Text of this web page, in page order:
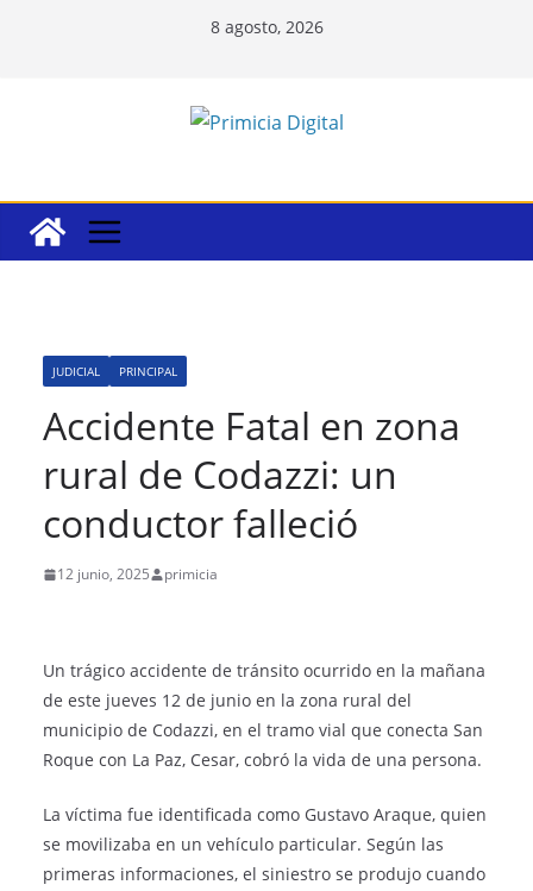
8 agosto, 2026
JUDICIAL PRINCIPAL
Accidente Fatal en zona
rural de Codazzi: un
conductor falleció
12 junio, 2025 primicia
Un trágico accidente de tránsito ocurrido en la mañana
de este jueves 12 de junio en la zona rural del
municipio de Codazzi, en el tramo vial que conecta San
Roque con La Paz, Cesar, cobró la vida de una persona.
La víctima fue identificada como Gustavo Araque, quien
se movilizaba en un vehículo particular. Según las
primeras informaciones, el siniestro se produjo cuando